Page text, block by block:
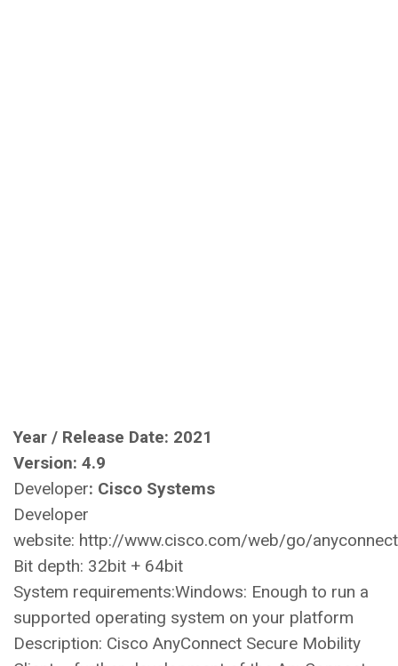
Year / Release Date: 2021
Version: 4.9
Developer: Cisco Systems
Developer
website: http://www.cisco.com/web/go/anyconnect
Bit depth: 32bit + 64bit
System requirements:Windows: Enough to run a
supported operating system on your platform
Description: Cisco AnyConnect Secure Mobility